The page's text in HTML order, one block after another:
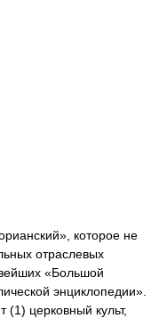
которое не
отраслевых
«Большой
энциклопедии».
(1) церковный культ,